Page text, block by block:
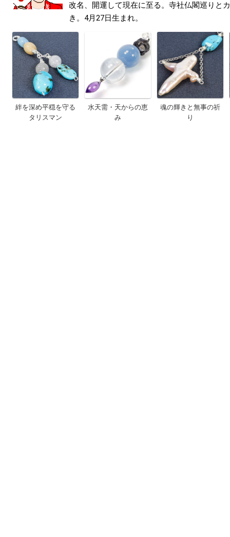
改名、開運して現在に至る。寺社仏閣巡りと
き。4月27日生まれ。
絆を深め平穏を守る
タリスマン
水天需・天からの恵
み
魂の輝きと無事の祈
り